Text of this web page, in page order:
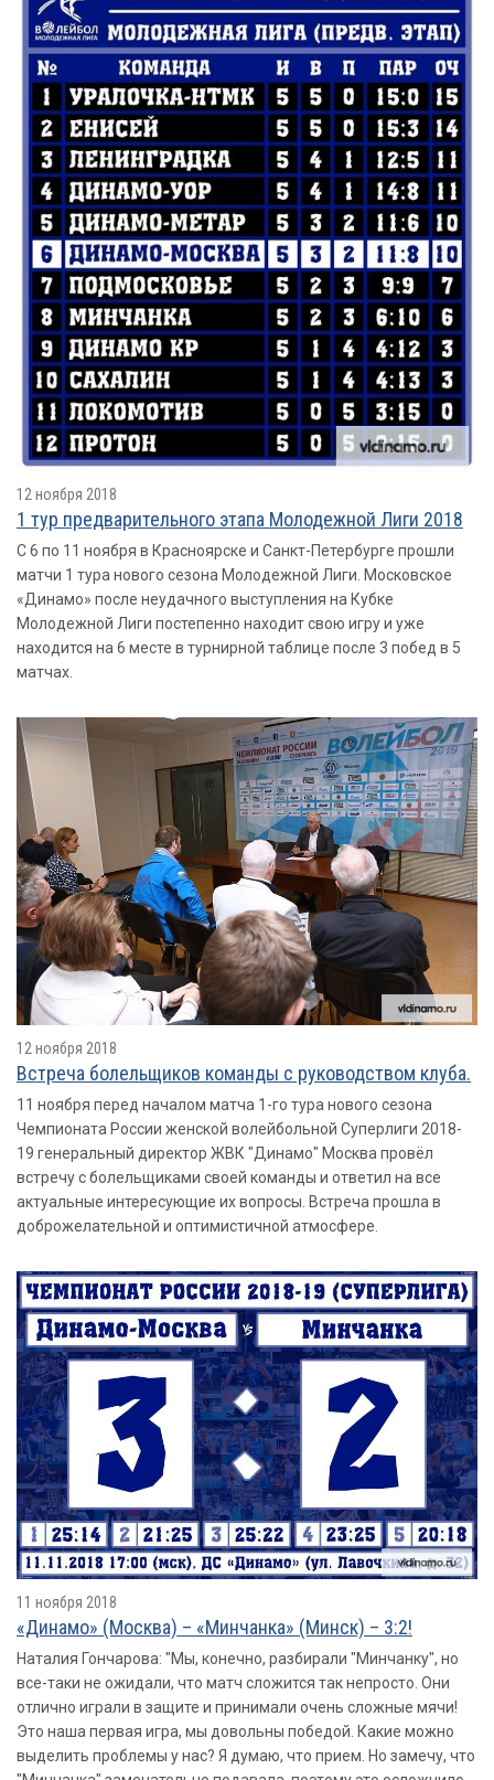
12 ноября 2018
1 тур предварительного этапа Молодежной Лиги 2018
С 6 по 11 ноября в Красноярске и Санкт-Петербурге прошли
матчи 1 тура нового сезона Молодежной Лиги. Московское
«Динамо» после неудачного выступления на Кубке
Молодежной Лиги постепенно находит свою игру и уже
находится на 6 месте в турнирной таблице после 3 побед в 5
матчах.
12 ноября 2018
Встреча болельщиков команды с руководством клуба.
11 ноября перед началом матча 1-го тура нового сезона
Чемпионата России женской волейбольной Суперлиги 2018-
19 генеральный директор ЖВК "Динамо" Москва провёл
встречу с болельщиками своей команды и ответил на все
актуальные интересующие их вопросы. Встреча прошла в
доброжелательной и оптимистичной атмосфере.
11 ноября 2018
«Динамо» (Москва) – «Минчанка» (Минск) – 3:2!
Наталия Гончарова: "Мы, конечно, разбирали "Минчанку", но
все-таки не ожидали, что матч сложится так непросто. Они
отлично играли в защите и принимали очень сложные мячи!
Это наша первая игра, мы довольны победой. Какие можно
выделить проблемы у нас? Я думаю, что прием. Но замечу, что